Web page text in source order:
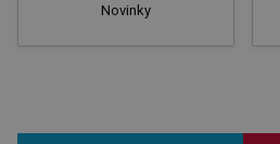
Novinky